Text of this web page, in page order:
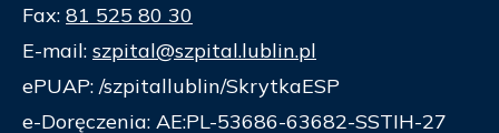
Fax: 81 525 80 30
E-mail: szpital@szpital.lublin.pl
ePUAP: /szpitallublin/SkrytkaESP
e-Doręczenia: AE:PL-53686-63682-SSTIH-27